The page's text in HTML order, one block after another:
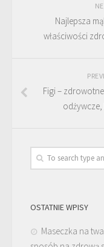
Najlepsza
właściwości
Figi –
OSTATNIE WPISY
Maseczka na